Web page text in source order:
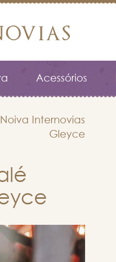
Acessórios
Internovias
Gleyce